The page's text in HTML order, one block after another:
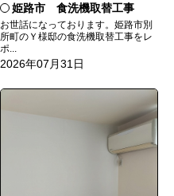
姫路市 食洗機取替工事
お世話になっております。姫路市別
所町のＹ様邸の食洗機取替工事をレ
ポ...
2026年07月31日